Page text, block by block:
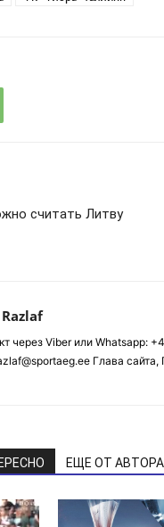
считать Литву
через Viber или Whatsapp:
Глава
ЕЩЕ ОТ АВТОРА